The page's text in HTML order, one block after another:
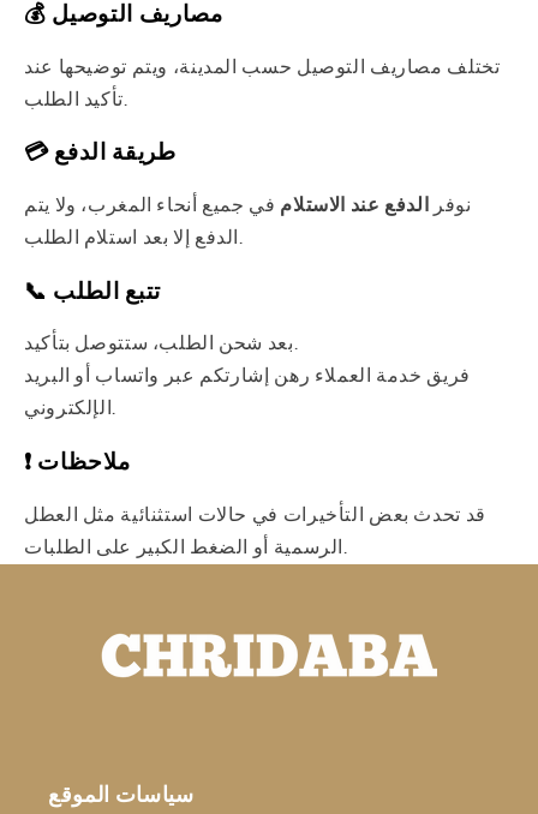
💰 مصاريف التوصيل
تختلف مصاريف التوصيل حسب المدينة، ويتم توضيحها عند
💳 طريقة الدفع
نوفر الدفع عند الاستلام في جميع أنحاء المغرب، ولا يتم
📞 تتبع الطلب
بعد شحن الطلب، ستتوصل بتأكيد.
فريق خدمة العملاء رهن إشارتكم عبر واتساب أو البريد
الإلكتروني.
❗ ملاحظات
قد تحدث بعض التأخيرات في حالات استثنائية مثل العطل
سياسات الموقع